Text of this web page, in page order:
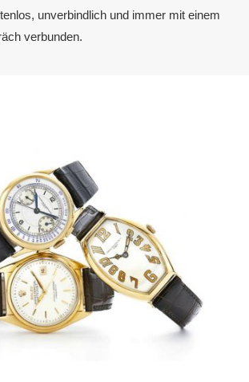
unverbindlich und immer mit einem
verbunden.